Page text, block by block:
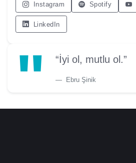
Instagram Spotify
LinkedIn
“İyi ol, mutlu ol.”
Ebru Şinik